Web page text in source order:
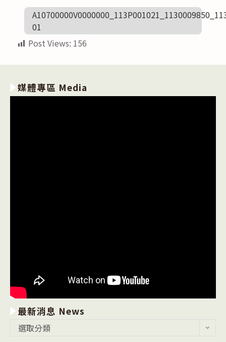
01
Post Views: 156
媒體專區 Media
最新消息 News
選取分類